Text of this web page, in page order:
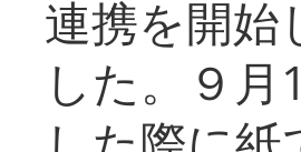
連携を開始
した。９